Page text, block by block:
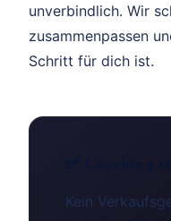
unverbindlich. Wir
zusammenpassen
Schritt für dich ist.
Kein